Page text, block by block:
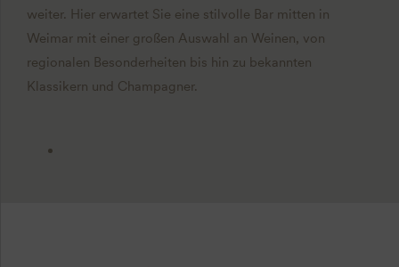
weiter. Hier erwartet Sie eine stilvolle Bar mitten in
Weimar mit einer großen Auswahl an Weinen, von
regionalen Besonderheiten bis hin zu bekannten
Klassikern und Champagner.